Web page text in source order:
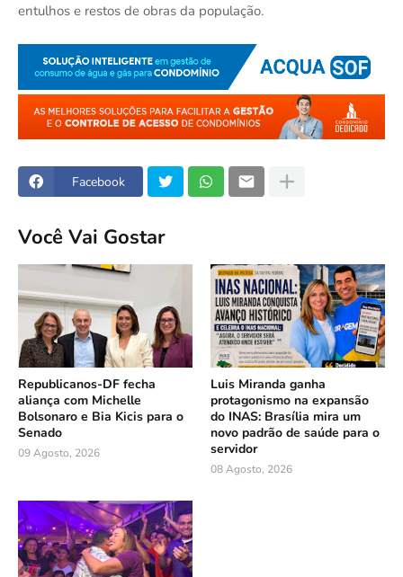
entulhos e restos de obras da população.
Facebook
Você Vai Gostar
Republicanos-DF fecha
aliança com Michelle
Bolsonaro e Bia Kicis para o
Senado
09 Agosto, 2026
Luis Miranda ganha
protagonismo na expansão
do INAS: Brasília mira um
novo padrão de saúde para o
servidor
08 Agosto, 2026